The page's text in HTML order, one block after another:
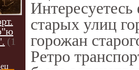
(1
Интересуетесь
старых улиц
горожан
Ретро